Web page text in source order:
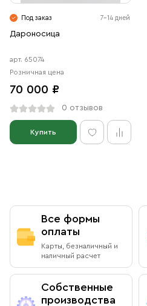
Свечи
Ювелирные изделия
Под заказ 7-14 дней
Дароносица
арт. 65074
Розничная цена
70 000 ₽
0 отзывов
Купить
Все формы
оплаты
Карты, безналичный и
наличный расчет
Собственные
производства